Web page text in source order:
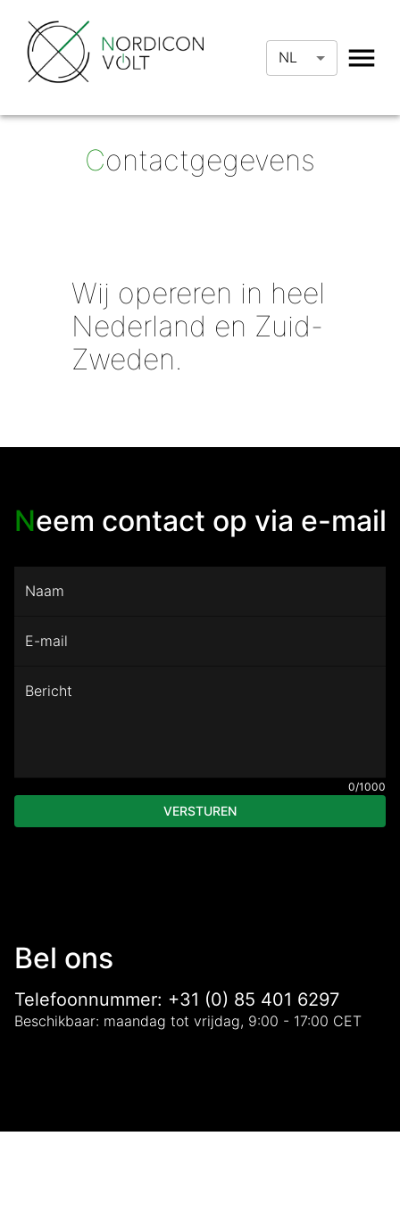
NL
Contactgegevens
Wij opereren in heel
Nederland en Zuid-
Zweden.
Neem contact op via e-mail
Naam
E-mail
Bericht
0/1000
VERSTUREN
Bel ons
Telefoonnummer: +31 (0) 85 401 6297
Beschikbaar: maandag tot vrijdag, 9:00 - 17:00 CET